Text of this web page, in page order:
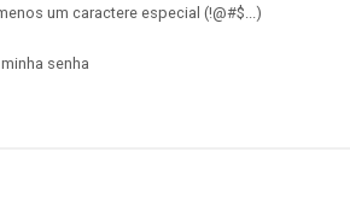
um caractere especial (!@#$...)
senha